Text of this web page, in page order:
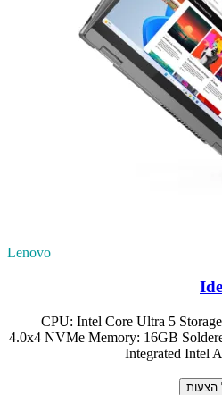
Lenovo
CPU: Intel Core Ultra 5
4.0x4 NVMe Memory: 16GB
Integrated Intel
הצעות